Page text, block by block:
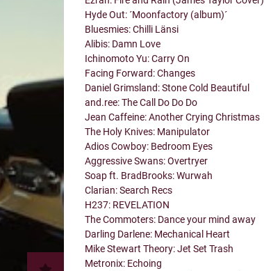
Hyde Out: ´Moonfactory (album)´
Bluesmies: Chilli Länsi
Alibis: Damn Love
Ichinomoto Yu: Carry On
Facing Forward: Changes
Daniel Grimsland: Stone Cold Beautiful
and.ree: The Call Do Do Do
Jean Caffeine: Another Crying Christmas
The Holy Knives: Manipulator
Adios Cowboy: Bedroom Eyes
Aggressive Swans: Overtryer
Soap ft. BradBrooks: Wurwah
Clarian: Search Recs
H237: REVELATION
The Commoters: Dance your mind away
Darling Darlene: Mechanical Heart
Mike Stewart Theory: Jet Set Trash
Metronix: Echoing